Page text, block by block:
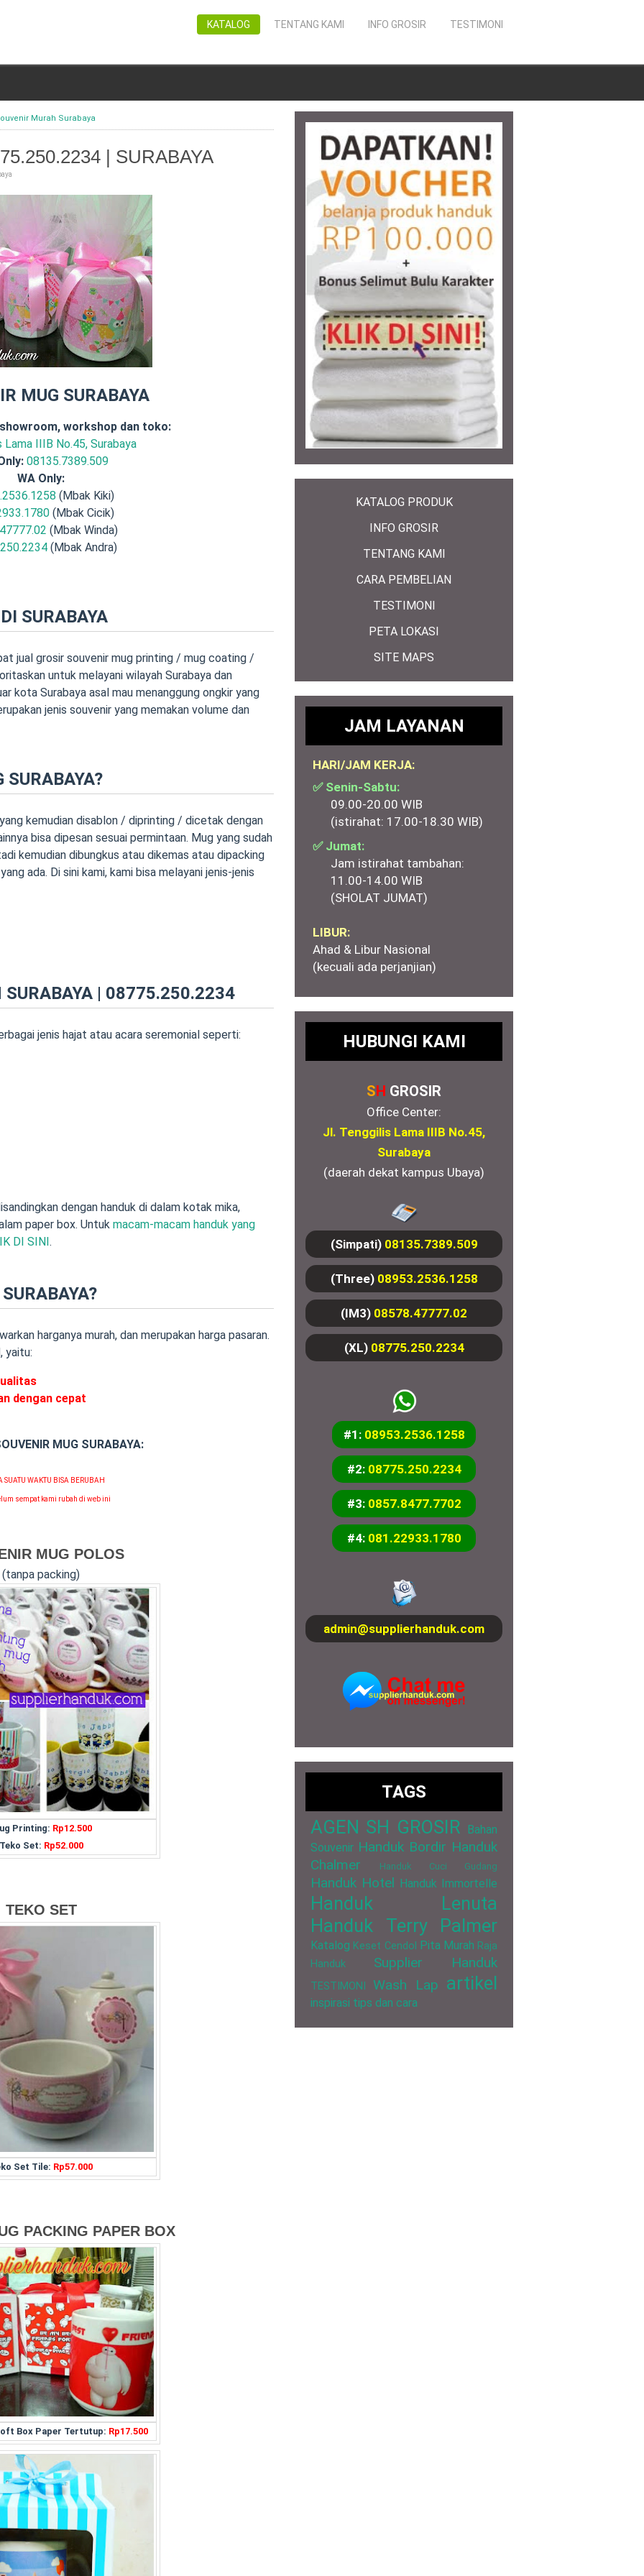
TESTIMONI
INFO GROSIR
TENTANG KAMI
KATALOG
Murah Surabaya
| SURABAYA
MUG SURABAYA
workshop dan toko:
Lama IIIB No.45, Surabaya
08135.7389.509
WA Only:
(Mbak Kiki)
(Mbak Cicik)
(Mbak Winda)
(Mbak Andra)
SURABAYA
jual grosir souvenir mug printing / mug coating /
untuk melayani wilayah Surabaya dan
kota Surabaya asal mau menanggung ongkir yang
jenis souvenir yang memakan volume dan
SURABAYA?
kemudian disablon / diprinting / dicetak dengan
bisa dipesan sesuai permintaan. Mug yang sudah
kemudian dibungkus atau dikemas atau dipacking
ada. Di sini kami, kami bisa melayani jenis-jenis
SURABAYA | 08775.250.2234
jenis hajat atau acara seremonial seperti:
dengan handuk di dalam kotak mika,
paper box. Untuk macam-macam handuk yang
DI SINI.
harganya murah, dan merupakan harga pasaran.
yaitu:
dengan cepat
MUG SURABAYA:
SUATU WAKTU BISA BERUBAH
sempat kami rubah di web ini
MUG POLOS
(tanpa packing)
Printing: Rp12.500
Set: Rp52.000
TEKO SET
Set Tile: Rp57.000
PACKING PAPER BOX
Box Paper Tertutup: Rp17.500
KATALOG PRODUK
INFO GROSIR
TENTANG KAMI
CARA PEMBELIAN
TESTIMONI
PETA LOKASI
SITE MAPS
JAM LAYANAN
HARI/JAM KERJA:
✅ Senin-Sabtu:
09.00-20.00 WIB
(istirahat: 17.00-18.30 WIB)
✅ Jumat:
Jam istirahat tambahan:
11.00-14.00 WIB
(SHOLAT JUMAT)
LIBUR:
Ahad & Libur Nasional
(kecuali ada perjanjian)
HUBUNGI KAMI
SH GROSIR
Office Center:
Jl. Tenggilis Lama IIIB No.45,
Surabaya
(daerah dekat kampus Ubaya)
(Simpati) 08135.7389.509
(Three) 08953.2536.1258
(IM3) 08578.47777.02
(XL) 08775.250.2234
#1: 08953.2536.1258
#2: 08775.250.2234
#3: 0857.8477.7702
#4: 081.22933.1780
admin@supplierhanduk.com
TAGS
AGEN SH GROSIR Bahan
Souvenir Handuk Bordir Handuk
Chalmer
Handuk Cuci Gudang
Handuk Hotel Handuk Immortelle
Handuk Lenuta
Handuk Terry Palmer
Katalog Keset Cendol Pita Murah Raja
Handuk
Supplier Handuk
TESTIMONI Wash Lap artikel
inspirasi tips dan cara